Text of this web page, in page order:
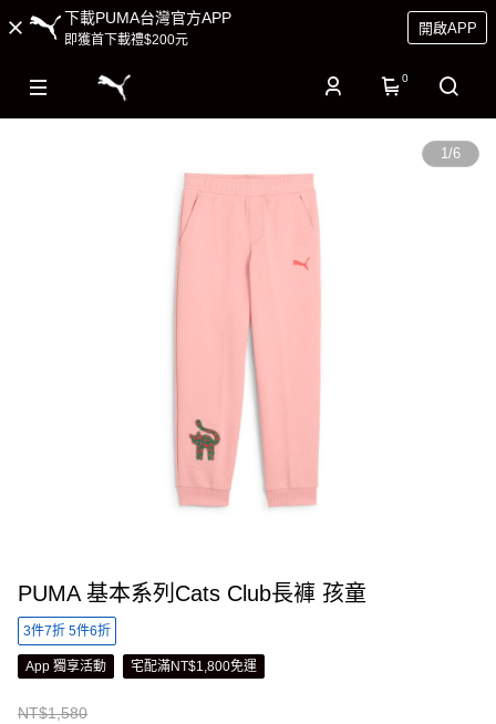
下載PUMA台灣官方APP
即獲首下載禮$200元
開啟APP
0
1/6
PUMA 基本系列Cats Club長褲 孩童
3件7折 5件6折
App 獨享活動 宅配滿NT$1,800免運
NT$1,580